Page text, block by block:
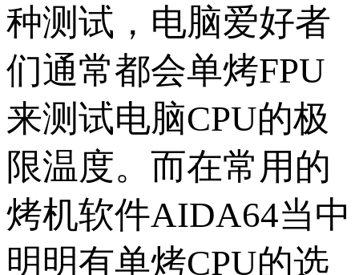
种测试，电脑爱好者
们通常都会单烤FPU
来测试电脑CPU的极
限温度。而在常用的
烤机软件AIDA64当中
明明有单烤CPU的选